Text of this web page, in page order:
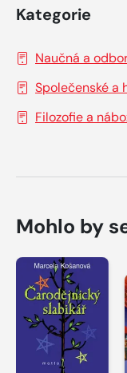
Kategorie
Naučná a
Společenské a
Filozofie a
Mohlo by